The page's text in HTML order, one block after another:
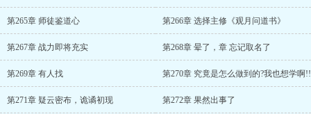
第265章 师徒鉴道心 第266章 选择主修《观月问道书》
第267章 战力即将充实 第268章 晕了，章 忘记取名了
第269章 有人找 第270章 究竟是怎么做到的?我也想学啊!!
第271章 疑云密布，诡谲初现 第272章 果然出事了